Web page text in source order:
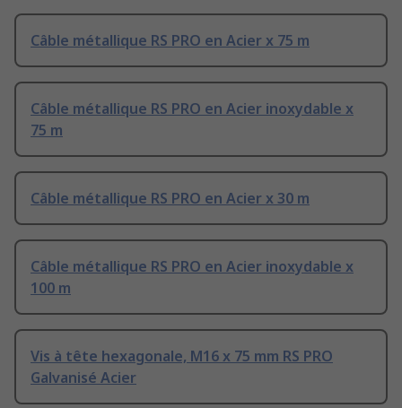
Câble métallique RS PRO en Acier x 75 m
Câble métallique RS PRO en Acier inoxydable x
75 m
Câble métallique RS PRO en Acier x 30 m
Câble métallique RS PRO en Acier inoxydable x
100 m
Vis à tête hexagonale, M16 x 75 mm RS PRO
Galvanisé Acier